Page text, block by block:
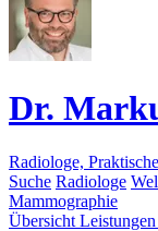
Dr.
Radiologe,
Suche Radiologe
Mammographie
Übersicht Leistungen